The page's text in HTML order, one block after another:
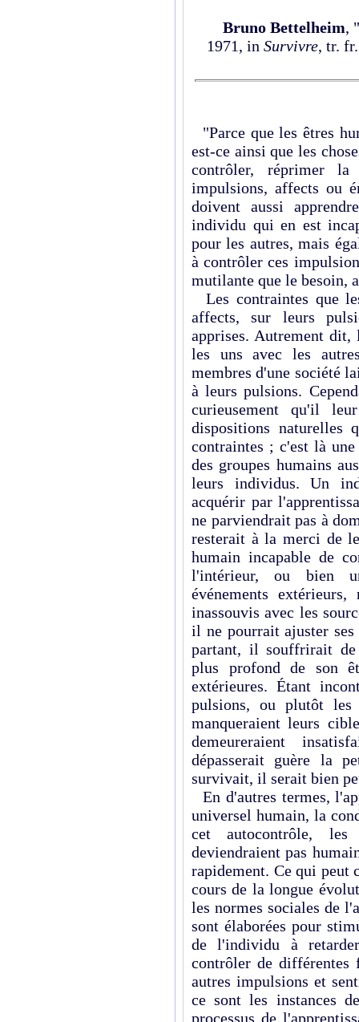
Bruno Bettelheim,
1971, in Survivre, tr.
"Parce que les êtres
est-ce ainsi que les
contrôler, réprimer la
impulsions, affects ou
doivent aussi
individu qui en est
pour les autres, mais
à contrôler ces
mutilante que le besoin,
Les contraintes que
affects, sur leurs
apprises. Autrement
les uns avec les
membres d'une société
à leurs pulsions.
curieusement qu'il
dispositions naturelles
contraintes ; c'est là
des groupes humains
leurs indivi­dus. Un
acquérir par
ne parvien­drait pas à
resterait à la merci de
humain incapable de
l'intérieur, ou bien
événements
inassouvis avec les
il ne pourrait ajuster
partant, il souffrirait de
plus profond de son
extérieures. Étant
pulsions, ou plutôt
manqueraient leurs
demeureraient
dépasserait guère la
survivait, il serait bien
En d'autres termes,
universel humain, la
cet autocontrôle,
deviendraient pas
rapidement. Ce qui peut
cours de la longue
les normes sociales de
sont élaborées pour
de l'individu à
contrôler de différentes
autres impulsions et
ce sont les instances
proc­essus de